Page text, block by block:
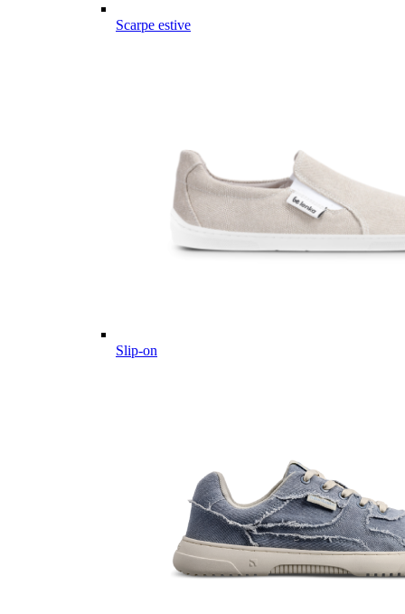
Scarpe estive
Slip-on